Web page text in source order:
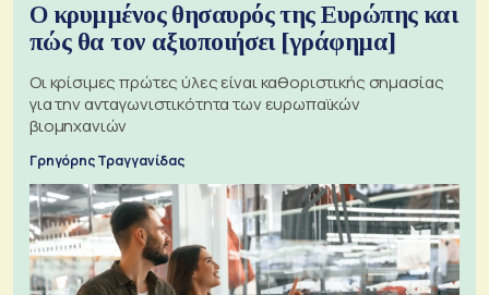
Ο κρυμμένος θησαυρός της Ευρώπης και
πώς θα τον αξιοποιήσει [γράφημα]
Οι κρίσιμες πρώτες ύλες είναι καθοριστικής σημασίας
για την ανταγωνιστικότητα των ευρωπαϊκών
βιομηχανιών
Γρηγόρης Τραγγανίδας